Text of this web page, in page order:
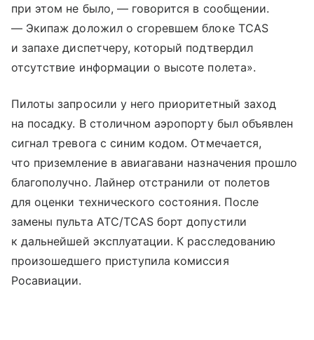
при этом не было, — говорится в сообщении.
— Экипаж доложил о сгоревшем блоке TCAS
и запахе диспетчеру, который подтвердил
отсутствие информации о высоте полета».
Пилоты запросили у него приоритетный заход
на посадку. В столичном аэропорту был объявлен
сигнал тревога с синим кодом. Отмечается,
что приземление в авиагавани назначения прошло
благополучно. Лайнер отстранили от полетов
для оценки технического состояния. После
замены пульта ATC/TCAS борт допустили
к дальнейшей эксплуатации. К расследованию
произошедшего приступила комиссия
Росавиации.